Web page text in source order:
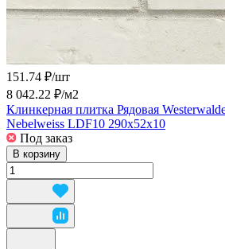
151.74 ₽/шт
8 042.22 ₽/м2
Клинкерная плитка Рядовая
Nebelweiss LDF10 290x52x10
Под заказ
В корзину